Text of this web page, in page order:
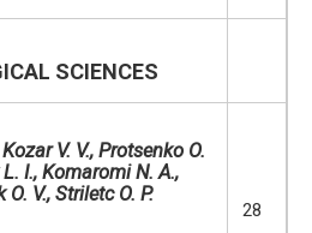
SCIENCES
V. V., Protsenko O.
I., Komaromi N. А.,
O. V., Striletc O. P.
28